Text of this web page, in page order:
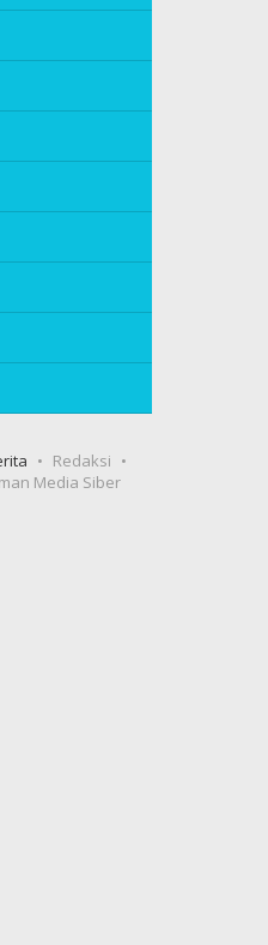
Redaksi
Media Siber